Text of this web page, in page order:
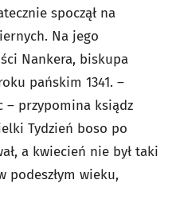
spoczął na
Na jego
Nankera, biskupa
pańskim 1341. –
– przypomina ksiądz
Tydzień boso po
a kwiecień nie był taki
podeszłym wieku,